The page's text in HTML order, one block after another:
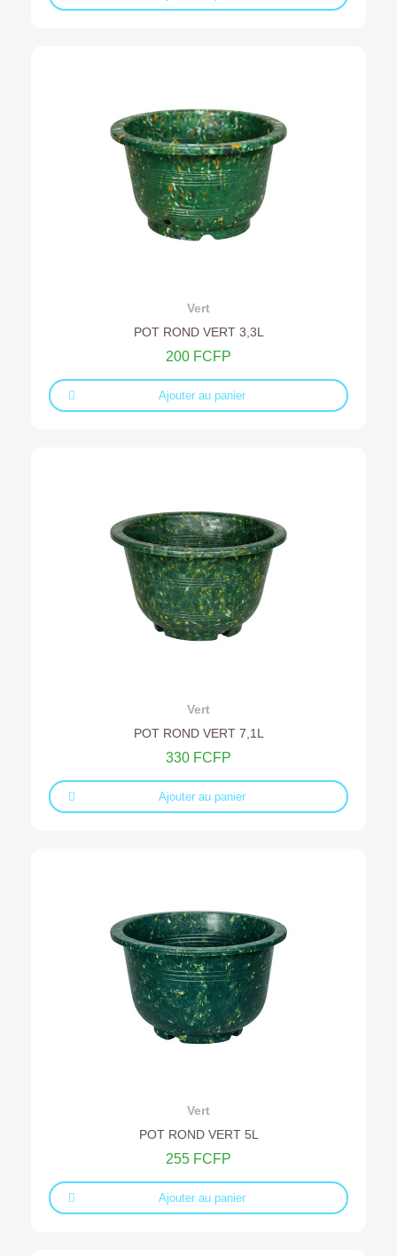
Ajouter au devis
Vert
POT ROND VERT 3,3L
200 FCFP
Ajouter au panier
Ajouter au devis
Vert
POT ROND VERT 7,1L
330 FCFP
Ajouter au panier
Ajouter au devis
Vert
POT ROND VERT 5L
255 FCFP
Ajouter au panier